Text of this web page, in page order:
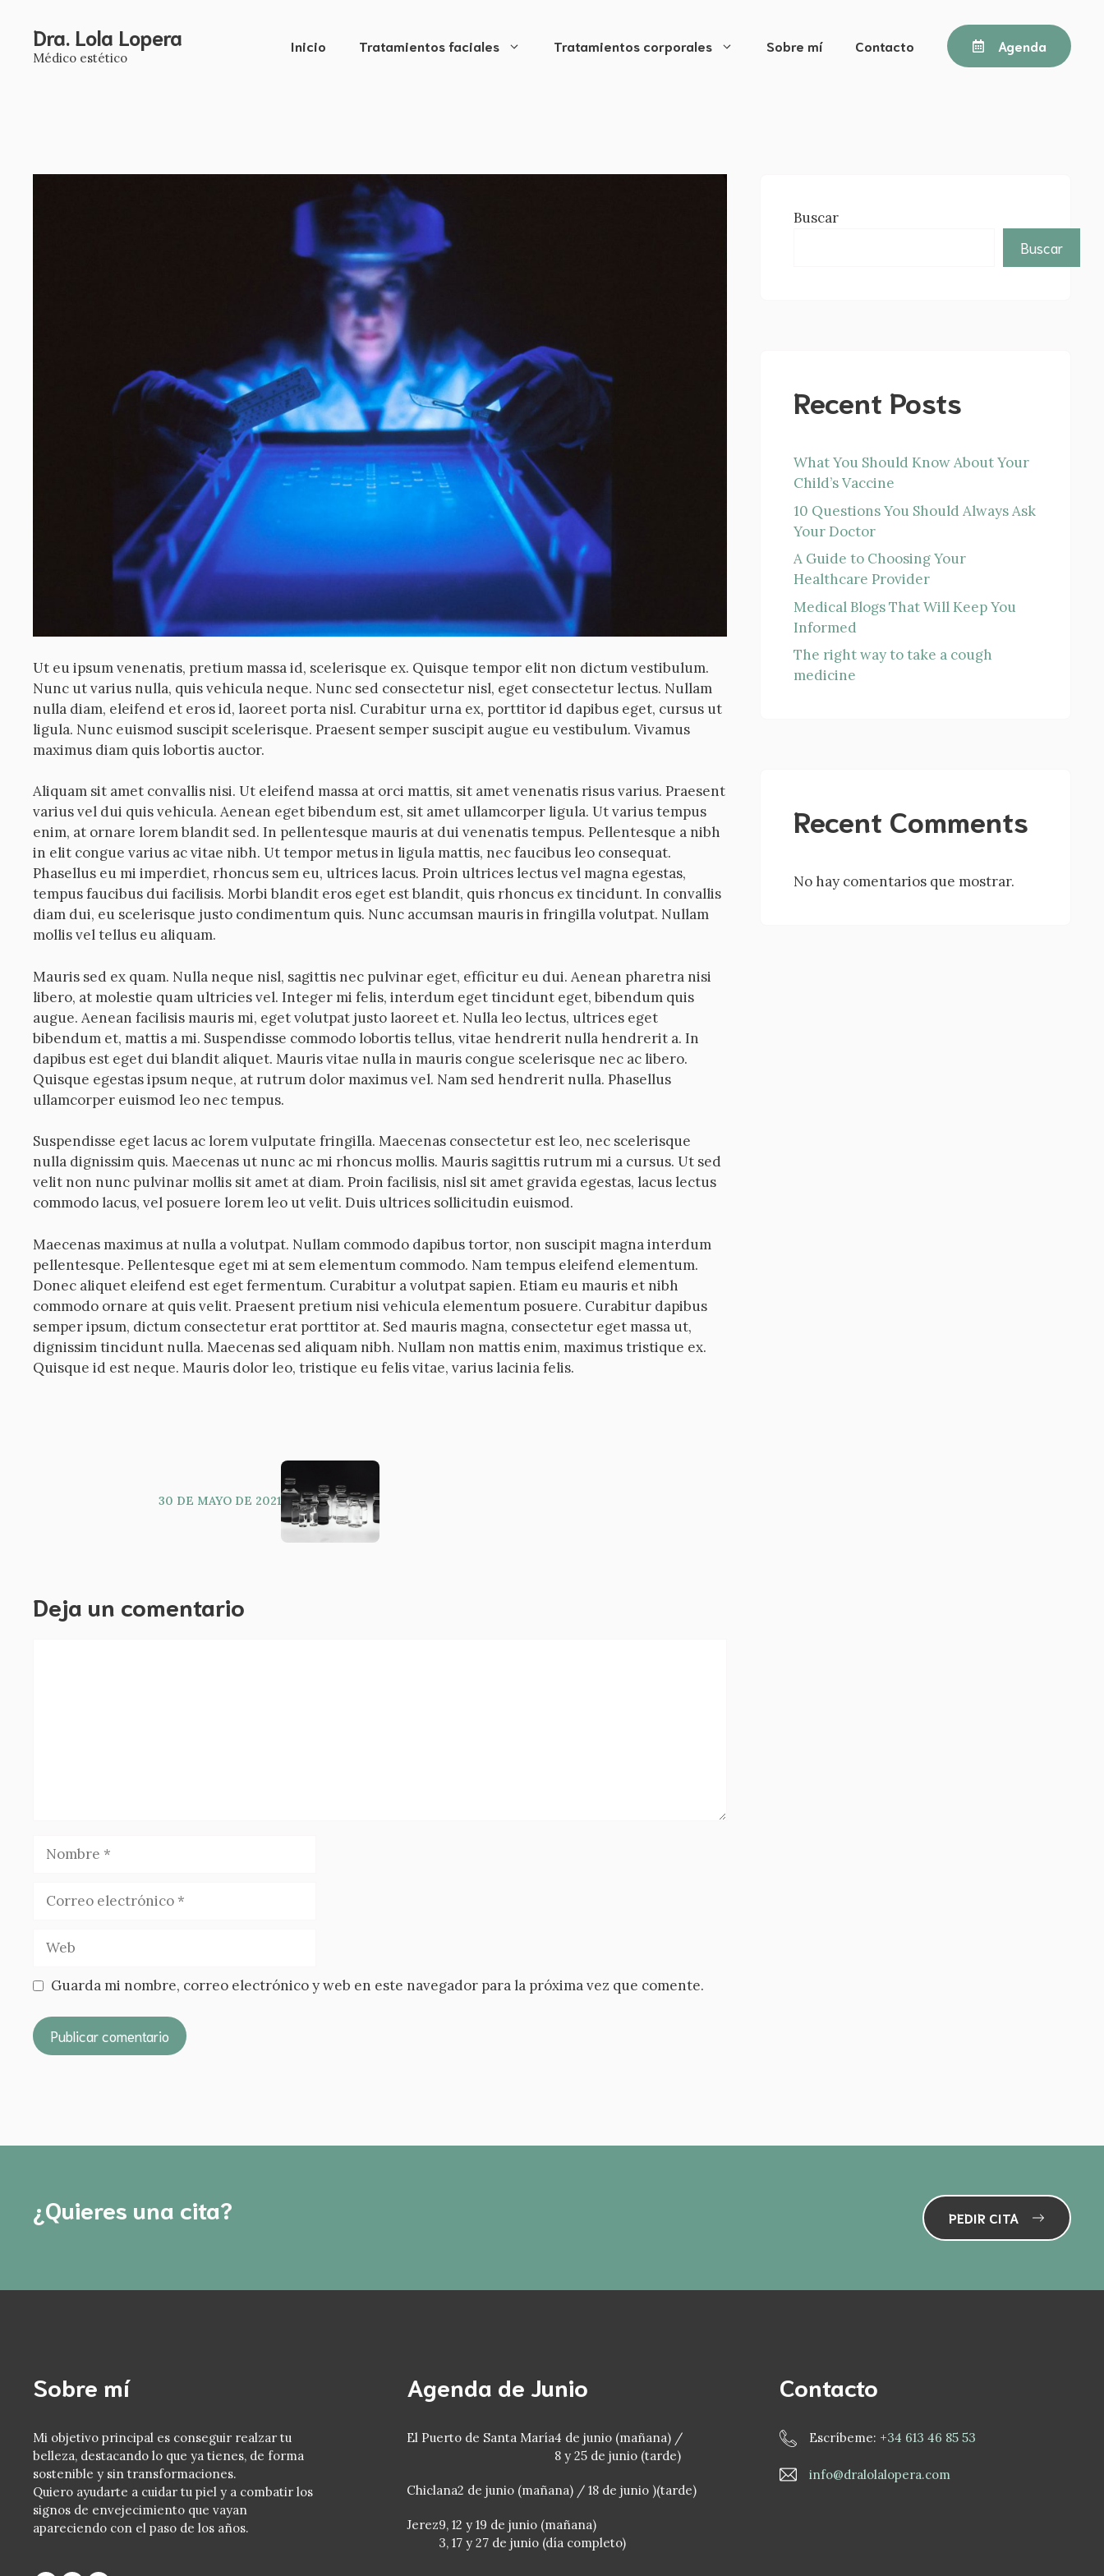
contenidoDra. Lola Lopera
Médico estético
Inicio Tratamientos faciales Tratamientos corporales Sobre mí Contacto Agenda
Ut eu ipsum venenatis, pretium massa id, scelerisque ex. Quisque tempor elit non dictum vestibulum.
Nunc ut varius nulla, quis vehicula neque. Nunc sed consectetur nisl, eget consectetur lectus. Nullam
nulla diam, eleifend et eros id, laoreet porta nisl. Curabitur urna ex, porttitor id dapibus eget, cursus ut
ligula. Nunc euismod suscipit scelerisque. Praesent semper suscipit augue eu vestibulum. Vivamus
maximus diam quis lobortis auctor.
Aliquam sit amet convallis nisi. Ut eleifend massa at orci mattis, sit amet venenatis risus varius. Praesent
varius vel dui quis vehicula. Aenean eget bibendum est, sit amet ullamcorper ligula. Ut varius tempus
enim, at ornare lorem blandit sed. In pellentesque mauris at dui venenatis tempus. Pellentesque a nibh
in elit congue varius ac vitae nibh. Ut tempor metus in ligula mattis, nec faucibus leo consequat.
Phasellus eu mi imperdiet, rhoncus sem eu, ultrices lacus. Proin ultrices lectus vel magna egestas,
tempus faucibus dui facilisis. Morbi blandit eros eget est blandit, quis rhoncus ex tincidunt. In convallis
diam dui, eu scelerisque justo condimentum quis. Nunc accumsan mauris in fringilla volutpat. Nullam
mollis vel tellus eu aliquam.
Mauris sed ex quam. Nulla neque nisl, sagittis nec pulvinar eget, efficitur eu dui. Aenean pharetra nisi
libero, at molestie quam ultricies vel. Integer mi felis, interdum eget tincidunt eget, bibendum quis
augue. Aenean facilisis mauris mi, eget volutpat justo laoreet et. Nulla leo lectus, ultrices eget
bibendum et, mattis a mi. Suspendisse commodo lobortis tellus, vitae hendrerit nulla hendrerit a. In
dapibus est eget dui blandit aliquet. Mauris vitae nulla in mauris congue scelerisque nec ac libero.
Quisque egestas ipsum neque, at rutrum dolor maximus vel. Nam sed hendrerit nulla. Phasellus
ullamcorper euismod leo nec tempus.
Suspendisse eget lacus ac lorem vulputate fringilla. Maecenas consectetur est leo, nec scelerisque
nulla dignissim quis. Maecenas ut nunc ac mi rhoncus mollis. Mauris sagittis rutrum mi a cursus. Ut sed
velit non nunc pulvinar mollis sit amet at diam. Proin facilisis, nisl sit amet gravida egestas, lacus lectus
commodo lacus, vel posuere lorem leo ut velit. Duis ultrices sollicitudin euismod.
Maecenas maximus at nulla a volutpat. Nullam commodo dapibus tortor, non suscipit magna interdum
pellentesque. Pellentesque eget mi at sem elementum commodo. Nam tempus eleifend elementum.
Donec aliquet eleifend est eget fermentum. Curabitur a volutpat sapien. Etiam eu mauris et nibh
commodo ornare at quis velit. Praesent pretium nisi vehicula elementum posuere. Curabitur dapibus
semper ipsum, dictum consectetur erat porttitor at. Sed mauris magna, consectetur eget massa ut,
dignissim tincidunt nulla. Maecenas sed aliquam nibh. Nullam non mattis enim, maximus tristique ex.
Quisque id est neque. Mauris dolor leo, tristique eu felis vitae, varius lacinia felis.
30 DE MAYO DE 2021
Deja un comentario
Nombre
electrónico
Guarda mi nombre, correo electrónico y web en este navegador para la próxima vez que comente.
Buscar
Buscar
Recent Posts
What You Should Know About Your
Child’s Vaccine
10 Questions You Should Always Ask
Your Doctor
A Guide to Choosing Your
Healthcare Provider
Medical Blogs That Will Keep You
Informed
The right way to take a cough
medicine
Recent Comments
No hay comentarios que mostrar.
¿Quieres una cita? PEDIR CITA
Sobre mí
Mi objetivo principal es conseguir realzar tu
belleza, destacando lo que ya tienes, de forma
sostenible y sin transformaciones.
Quiero ayudarte a cuidar tu piel y a combatir los
signos de envejecimiento que vayan
apareciendo con el paso de los años.
Agenda de Junio
El Puerto de Santa María4 de junio (mañana) /
8 y 25 de junio (tarde)
Chiclana2 de junio (mañana) / 18 de junio )(tarde)
Jerez9, 12 y 19 de junio (mañana)
3, 17 y 27 de junio (día completo)
Contacto
Escríbeme: +34 613 46 85 53
info@dralolalopera.com